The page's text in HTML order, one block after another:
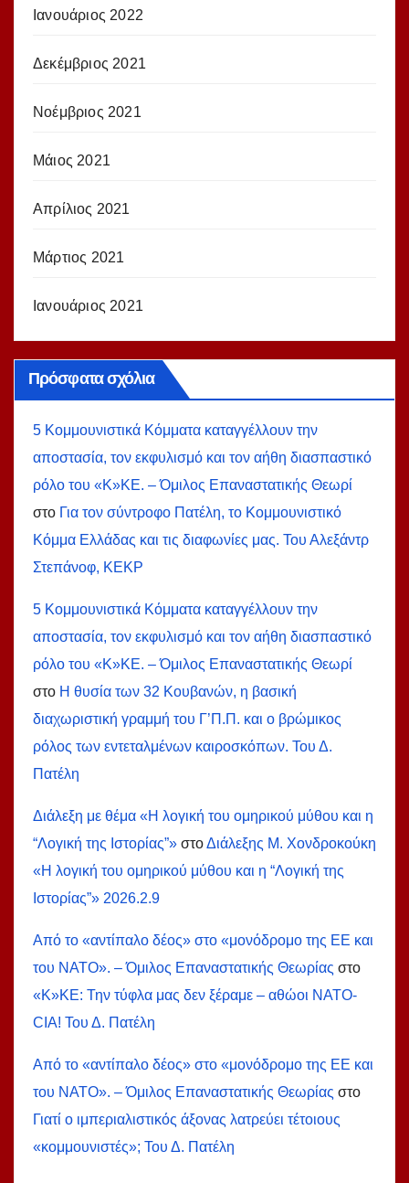
Ιανουάριος 2022
Δεκέμβριος 2021
Νοέμβριος 2021
Μάιος 2021
Απρίλιος 2021
Μάρτιος 2021
Ιανουάριος 2021
Πρόσφατα σχόλια
5 Κομμουνιστικά Κόμματα καταγγέλλουν την
αποστασία, τον εκφυλισμό και τον αήθη διασπαστικό
ρόλο του «Κ»ΚΕ. – Όμιλος Επαναστατικής Θεωρί
στο Για τον σύντροφο Πατέλη, το Κομμουνιστικό
Κόμμα Ελλάδας και τις διαφωνίες μας. Του Αλεξάντρ
Στεπάνοφ, ΚΕΚΡ
5 Κομμουνιστικά Κόμματα καταγγέλλουν την
αποστασία, τον εκφυλισμό και τον αήθη διασπαστικό
ρόλο του «Κ»ΚΕ. – Όμιλος Επαναστατικής Θεωρί
στο Η θυσία των 32 Κουβανών, η βασική
διαχωριστική γραμμή του Γ’Π.Π. και ο βρώμικος
ρόλος των εντεταλμένων καιροσκόπων. Του Δ.
Πατέλη
Διάλεξη με θέμα «Η λογική του ομηρικού μύθου και η
“Λογική της Ιστορίας”» στοΔιάλεξης Μ. Χονδροκούκη
«Η λογική του ομηρικού μύθου και η “Λογική της
Ιστορίας”» 2026.2.9
Από το «αντίπαλο δέος» στο «μονόδρομο της ΕΕ και
του ΝΑΤΟ». – Όμιλος Επαναστατικής Θεωρίας στο
«Κ»ΚΕ: Την τύφλα μας δεν ξέραμε – αθώοι ΝΑΤΟ-
СIA! Του Δ. Πατέλη
Από το «αντίπαλο δέος» στο «μονόδρομο της ΕΕ και
του ΝΑΤΟ». – Όμιλος Επαναστατικής Θεωρίας στο
Γιατί ο ιμπεριαλιστικός άξονας λατρεύει τέτοιους
«κομμουνιστές»; Του Δ. Πατέλη